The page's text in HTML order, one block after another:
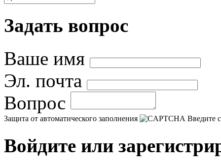
Задать вопрос
Ваше имя
Эл. почта
Вопрос
Защита от автоматического заполнения Введите
Войдите или